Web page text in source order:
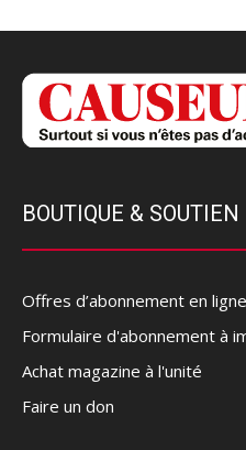
BOUTIQUE & SOUTIEN
Offres d’abonnement en ligne
Formulaire d'abonnement à
Achat magazine à l'unité
Faire un don